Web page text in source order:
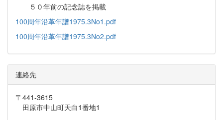
５０年前の記念誌を掲載
100周年沿革年譜1975.3No1.pdf
100周年沿革年譜1975.3No2.pdf
連絡先
〒441-3615
田原市中山町天白1番地1